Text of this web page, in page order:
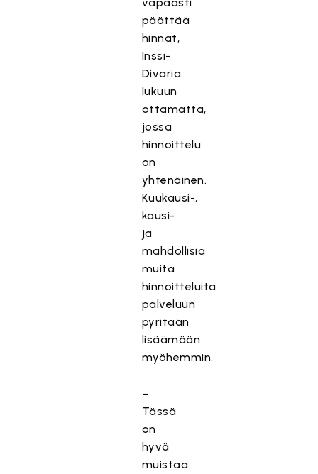
päättää
hinnat,
Inssi-
Divaria
lukuun
ottamatta,
jossa
hinnoittelu
on
yhtenäinen.
Kuukausi-,
kausi-
ja
mahdollisia
muita
hinnoitteluita
palveluun
pyritään
lisäämään
myöhemmin.
–
Tässä
on
hyvä
muistaa